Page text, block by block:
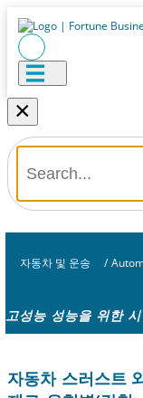
×
자동차 및 운송 /
고성능 성능을 위한
자동차 스러스트